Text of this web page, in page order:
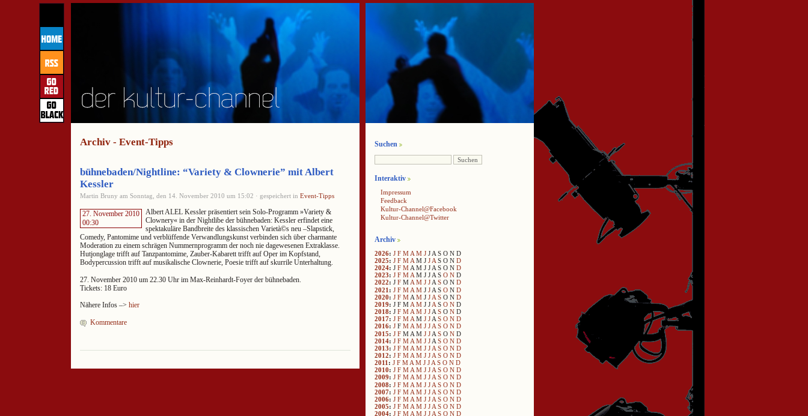
Archiv - Event-Tipps
bühnebaden/Nightline: “Variety & Clownerie” mit Albert
Kessler
Martin Bruny am Sonntag, den 14. November 2010 um 15:02 · gespeichert in Event-Tipps
27. November 2010
00:30
Albert ALEL Kessler präsentiert sein Solo-Programm »Variety &
Clownery« in der Nightlibe der bühnebaden: Kessler erfindet eine
spektakuläre Bandbreite des klassischen Varietà©s neu –Slapstick,
Comedy, Pantomime und verblüffende Verwandlungskunst verbinden sich über charmante
Moderation zu einem schrägen Nummernprogramm der noch nie dagewesenen Extraklasse.
Hutjonglage trifft auf Tanzpantomime, Zauber-Kabarett trifft auf Oper im Kopfstand,
Bodypercussion trifft auf musikalische Clownerie, Poesie trifft auf skurrile Unterhaltung.
27. November 2010 um 22.30 Uhr im Max-Reinhardt-Foyer der bühnebaden.
Tickets: 18 Euro
Nähere Infos –> hier
Kommentare
Suchen
Interaktiv
Impressum
Feedback
Kultur-Channel@Facebook
Kultur-Channel@Twitter
Archiv
2026: J F M A M J J A S O N D
2025: J F M A M J J A S O N D
2024: J F M A M J J A S O N D
2023: J F M A M J J A S O N D
2022: J F MA M J JA S O N D
2021 : J F M A M J J A S O N D
2020: J F M A M J J A S O N D
2019: J F M A M J J A S O N D
2018: J F M A M J J A S O N D
2017: J F M A M J J A S O N D
2016: J F M A M J J A S O N D
2015: J F M A M J J A S O N D
2014: J F M A M J J A S O N D
2013: J F M A M J J A S O N D
2012: J F M A M J J A S O N D
2011 : J F M A M J J A S O N D
2010: J F M A M J J A S O N D
2009: J F MA M J JA S O N D
2008: J F M A M J J A S O N D
2007: J F M A M J J A S O N D
2006: J F M A M J J A S O N D
2005: J F M A M J J A S O N D
2004: J F M A M J J A S O N D